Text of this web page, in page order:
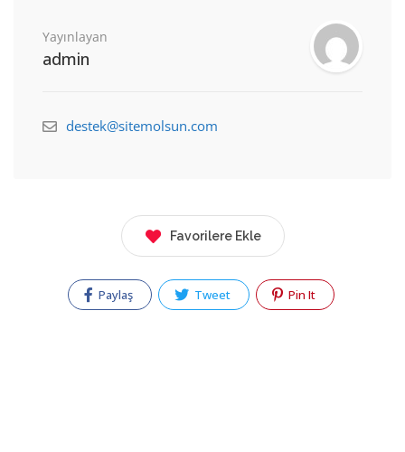
Yayınlayan
admin
destek@sitemolsun.com
Favorilere Ekle
Paylaş Tweet Pin It